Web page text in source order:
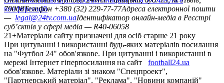
конференцій
79008Телефон +380 (32) 229-77-77Адреса електронної пошти
— legal@24tv.com.uaІдентифікатор онлайн-медіа в Реєстрі
суб’єктів у сфері медіа — R40-06058
21+Матеріали сайту призначені для осіб старше 21 року
При цитуванні і використанні будь-яких матеріалів посилання
на "Футбол 24" обов'язкове. При цитуванні і використанні в
мережі Інтернет гіперпосилання на сайт
football24.ua
обов'язкове. Матеріали зі знаком "Спецпроект",
"Партнерський матеріал", "Реклама", "Новини компаній"